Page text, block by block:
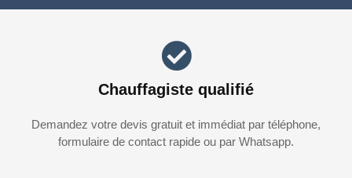
Chauffagiste qualifié
Demandez votre devis gratuit et immédiat par téléphone,
formulaire de contact rapide ou par Whatsapp.